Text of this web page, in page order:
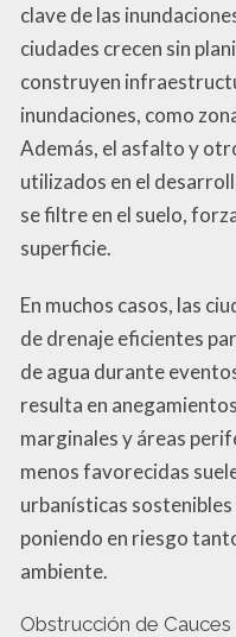
clave de las
ciudades crecen sin
construyen
inundaciones, como
Además, el asfalto y
utilizados en el
se filtre en el suelo,
superficie.
En muchos casos, las
de drenaje eficientes
de agua durante
resulta en
marginales y áreas
menos favorecidas
urbanísticas
poniendo en riesgo
ambiente.
Obstrucción de